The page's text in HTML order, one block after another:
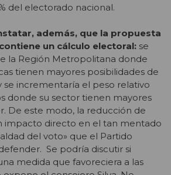
del electorado nacional.
además, que la propuesta
un cálculo electoral: se
la Región Metropolitana donde
tienen mayores posibilidades de
se incrementaría el peso relativo
donde su sector tienen mayores
De este modo, la reducción de
impacto directo en el tan mentado
del voto» que el Partido
Se podría discutir si
medida que favoreciera a las